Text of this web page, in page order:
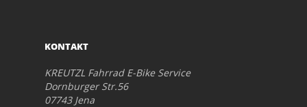
KONTAKT
KREUTZL Fahrrad E-Bike Service
Dornburger Str.56
07743 Jena